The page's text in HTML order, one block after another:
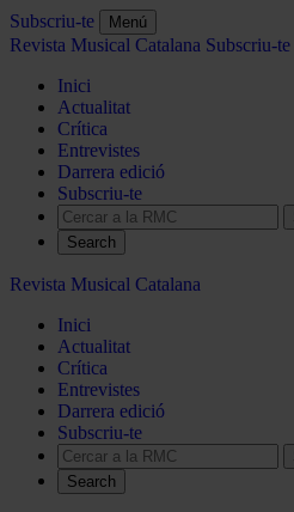
Subscriu-te Menú
Revista Musical Catalana Subscriu-te
Inici
Actualitat
Crítica
Entrevistes
Darrera edició
Subscriu-te
Search
Revista Musical Catalana
Inici
Actualitat
Crítica
Entrevistes
Darrera edició
Subscriu-te
Search